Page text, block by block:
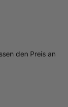
den Preis an